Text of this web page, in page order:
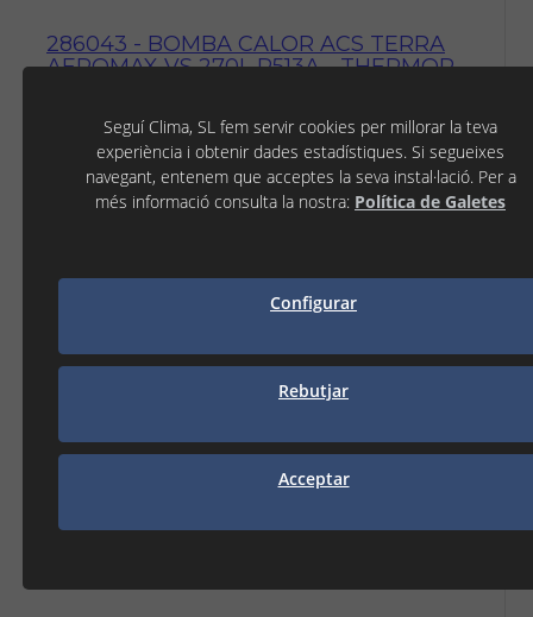
286043 - BOMBA CALOR ACS TERRA
AEROMAX VS 270L R513A - THERMOR
3.090,00 € ( IVA No Inclòs )
AFEGIR A LA CISTELLA
Seguí Clima, SL fem servir cookies per millorar la teva
experiència i obtenir dades estadístiques. Si segueixes
navegant, entenem que acceptes la seva instal·lació. Per a
més informació consulta la nostra: Política de Galetes
Configurar
Rebutjar
Acceptar